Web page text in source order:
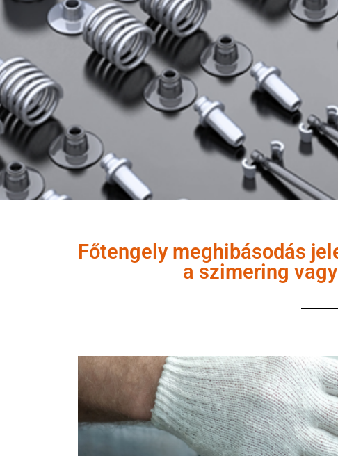
Főtengely meghibásodás
a szimering